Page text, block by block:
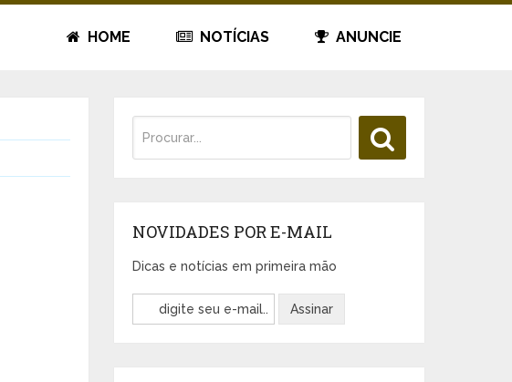
HOME NOTÍCIAS ANUNCIE
NOVIDADES POR E-MAIL
Dicas e notícias em primeira mão